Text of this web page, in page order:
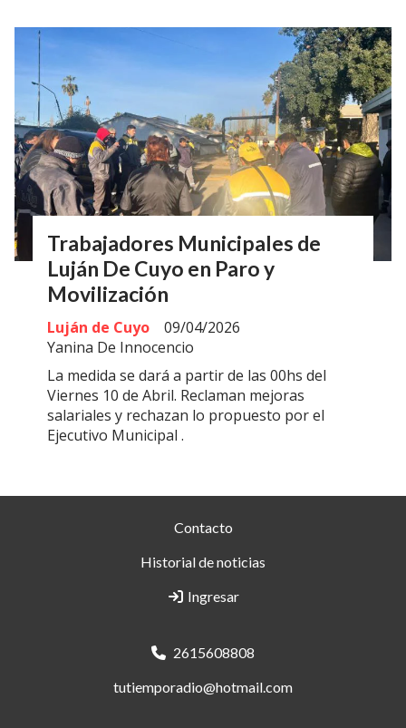
Trabajadores Municipales de
Luján De Cuyo en Paro y
Movilización
Yanina De Innocencio
Luján de Cuyo 09/04/2026
La medida se dará a partir de las 00hs del
Viernes 10 de Abril. Reclaman mejoras
salariales y rechazan lo propuesto por el
Ejecutivo Municipal .
Contacto
Historial de noticias
Ingresar
2615608808
tutiemporadio@hotmail.com